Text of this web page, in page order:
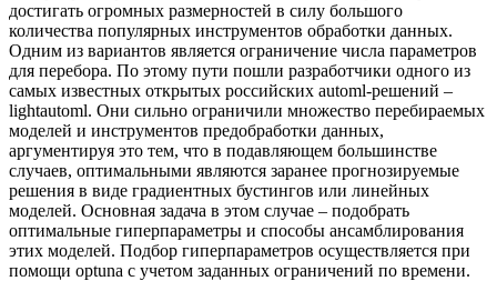
достигать огромных размерностей в силу большого
количества популярных инструментов обработки данных.
Одним из вариантов является ограничение числа параметров
для перебора. По этому пути пошли разработчики одного из
самых известных открытых российских automl-решений –
lightautoml. Они сильно ограничили множество перебираемых
моделей и инструментов предобработки данных,
аргументируя это тем, что в подавляющем большинстве
случаев, оптимальными являются заранее прогнозируемые
решения в виде градиентных бустингов или линейных
моделей. Основная задача в этом случае – подобрать
оптимальные гиперпараметры и способы ансамблирования
этих моделей. Подбор гиперпараметров осуществляется при
помощи optuna с учетом заданных ограничений по времени.